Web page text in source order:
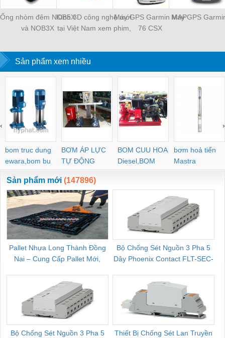
Ống nhòm đêm NOB5X
và NOB3X
Kính 3D công nghệ mới
tại Việt Nam xem phim,
Máy GPS Garmin MAP
76 CSX
Máy GPS
Sản phẩm xem nhiều
bom truc dung
ewara,bom bu
ewara
BƠM ÁP LỰC
TỰ ĐỘNG
BOM CUU HOA
Diesel,BOM
CHUA CHAY
bơm hoả tiển
Mastra
‹ ›
Sản phẩm mới (147896)
Pallet Nhựa Long Thành Đồng
Nai – Cung Cấp Pallet Mới,
Bộ Chống Sét Nguồn 3 Pha 5
Dây Phoenix Contact FLT-SEC-
Bộ Chống Sét Nguồn 3 Pha 5
Thiết Bị Chống Sét Lan Truyền